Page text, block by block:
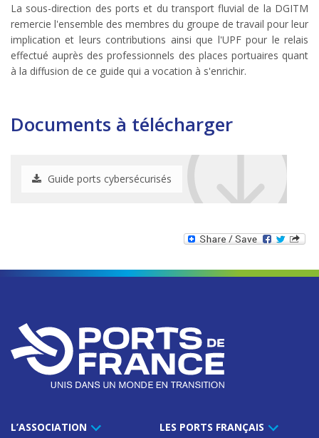
La sous-direction des ports et du transport fluvial de la DGITM
remercie l'ensemble des membres du groupe de travail pour leur
implication et leurs contributions ainsi que l'UPF pour le relais
effectué auprès des professionnels des places portuaires quant
à la diffusion de ce guide qui a vocation à s'enrichir.
Documents à télécharger
Guide ports cybersécurisés
L’ASSOCIATION LES PORTS FRANÇAIS